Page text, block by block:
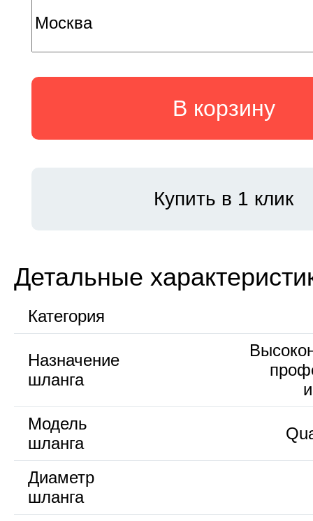
В корзину
Купить в 1 клик
Детальные
Категория
Назначение
шланга
Модель
шланга
Диаметр
шланга